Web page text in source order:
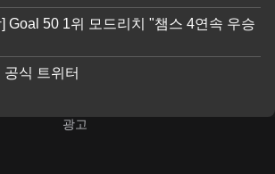
Goal 50 1위 모드리치 "챔스 4연속 우승
식 트위터
광고